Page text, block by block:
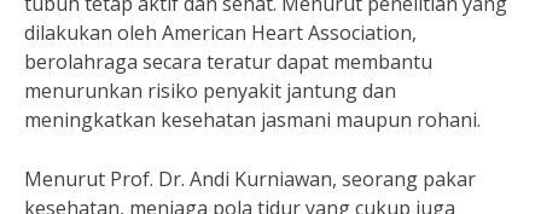
dilakukan oleh American Heart Association,
berolahraga secara teratur dapat membantu
menurunkan risiko penyakit jantung dan
meningkatkan kesehatan jasmani maupun rohani.
Menurut Prof. Dr. Andi Kurniawan, seorang pakar
kesehatan, menjaga pola tidur yang cukup juga